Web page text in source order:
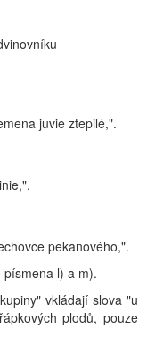
juvie ztepilé,".
pekanového,".
l) a m).
vkládají slova "u
plodů, pouze